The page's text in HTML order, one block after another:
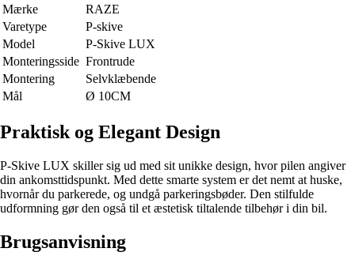
Mærke
RAZE
Varetype
P-skive
Model
P-Skive LUX
Monteringsside Frontrude
Montering
Selvklæbende
Mål
Ø 10CM
Praktisk og Elegant Design
P-Skive LUX skiller sig ud med sit unikke design, hvor pilen angiver
din ankomsttidspunkt. Med dette smarte system er det nemt at huske,
hvornår du parkerede, og undgå parkeringsbøder. Den stilfulde
udformning gør den også til et æstetisk tiltalende tilbehør i din bil.
Brugsanvisning